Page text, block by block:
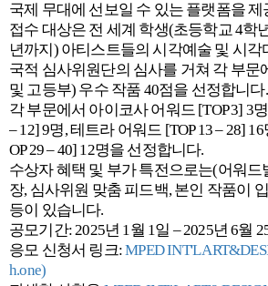
국제 무대에 선보일 수 있는 플랫폼을 제
접수 대상은 전 세계 학생(초등학교 4학
년까지) 아티스트들의 시각예술 및 시각
국적 심사위원단의 심사를 거쳐 각 부문
및 고등부) 우수 작품 40점을 선정합니다.
각 부문에서 아이코사 어워드 [TOP 3] 3
– 12] 9명, 테트라 어워드 [TOP 13 – 28]
OP 29 – 40] 12명을 선정합니다.
수상자 혜택 및 부가 특전으로는(어워드
장, 심사위원 맞춤 피드백, 본인 작품이
등이 있습니다.
공모기간: 2025년 1월 1일 – 2025년 6월
응모 신청서 링크:MPED INT'L
h.one)